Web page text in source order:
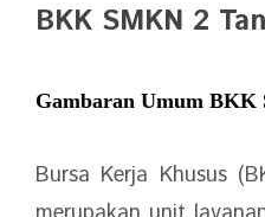
BKK SMKN 2
Gambaran Umum BKK
Bursa Kerja Khusus